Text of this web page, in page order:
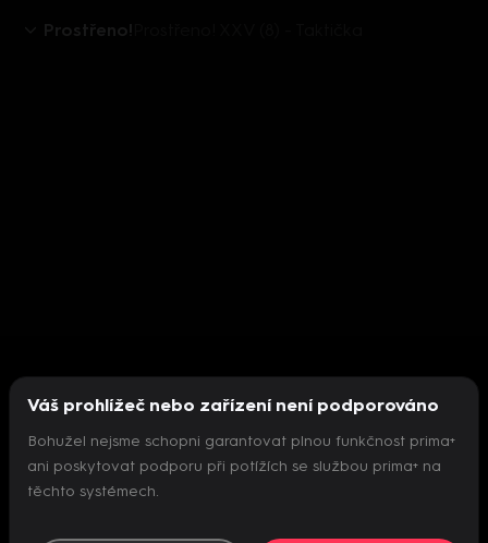
Prostřeno!
Nepodařilo se inicializovat přehrávač
Váš prohlížeč nebo zařízení není podporováno
Bohužel nejsme schopni garantovat plnou funkčnost prima+
ani poskytovat podporu při potížích se službou prima+ na
těchto systémech.